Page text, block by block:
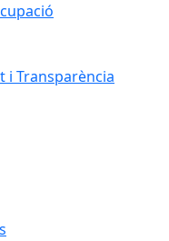
i Transparència